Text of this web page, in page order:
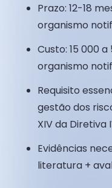
Prazo: 12-18
organismo
Custo: 15 000
organismo
Requisito
gestão dos
XIV da Diretiva
Evidências
literatura +